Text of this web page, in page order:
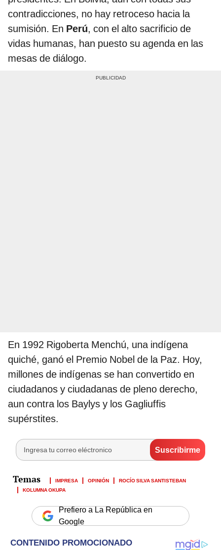
contradicciones, no hay retroceso hacia la
sumisión. En Perú, con el alto sacrificio de
vidas humanas, han puesto su agenda en las
mesas de diálogo.
En 1992 Rigoberta Menchú, una indígena
quiché, ganó el Premio Nobel de la Paz. Hoy,
millones de indígenas se han convertido en
ciudadanos y ciudadanas de pleno derecho,
aun contra los Baylys y los Gagliuffis
supérstites.
IMPRESA OPINIÓN
ROCÍO SILVA SANTISTEBAN
KOLUMNA OKUPA
Prefiero a La República en
Google